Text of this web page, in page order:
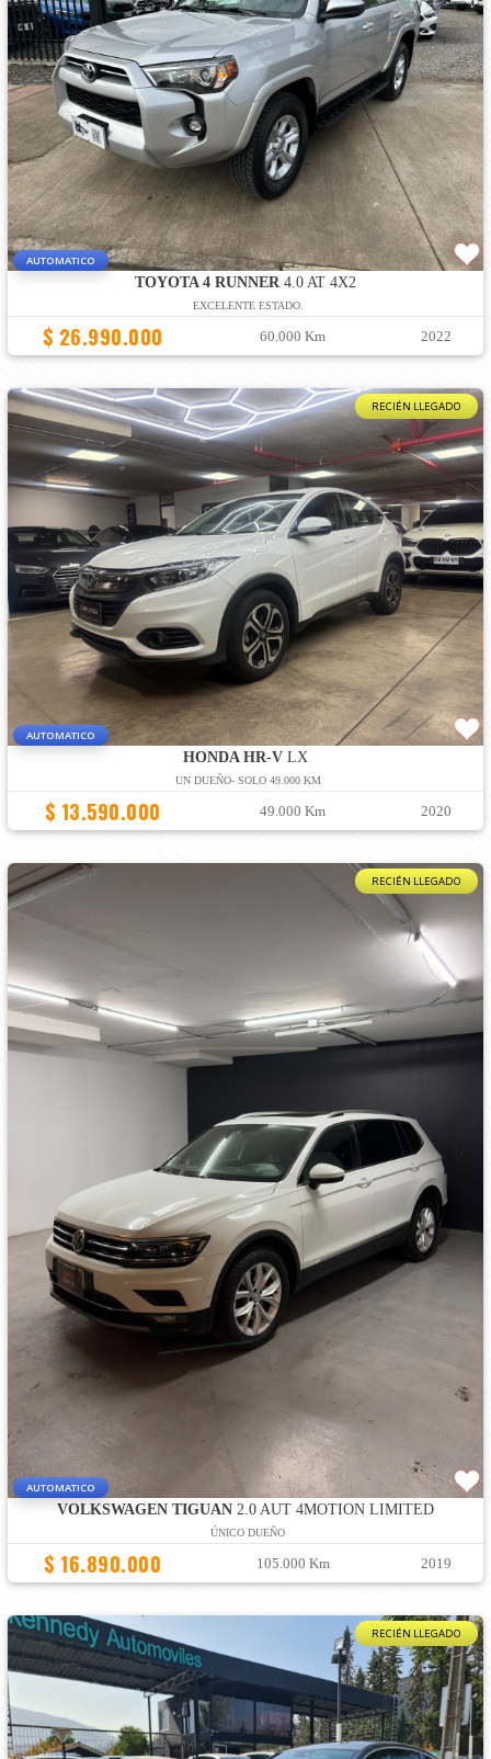
AUTOMATICO
TOYOTA 4 RUNNER 4.0 AT 4X2
EXCELENTE ESTADO.
$ 26.990.000 60.000 Km 2022
RECIÉN LLEGADO
AUTOMATICO
HONDA HR-VLX
UN DUEÑO- SOLO 49.000 KM
$ 13.590.000 49.000 Km 2020
RECIÉN LLEGADO
AUTOMATICO
VOLKSWAGEN TIGUAN2.0 AUT 4MOTION LIMITED
ÚNICO DUEÑO
$ 16.890.000 105.000 Km 2019
RECIÉN LLEGADO